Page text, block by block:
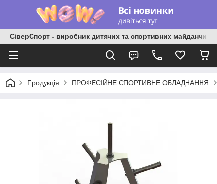
СіверСпорт - виробник дитячих та спортивних майданчиків
Продукція ПРОФЕСІЙНЕ СПОРТИВНЕ ОБЛАДНАННЯ